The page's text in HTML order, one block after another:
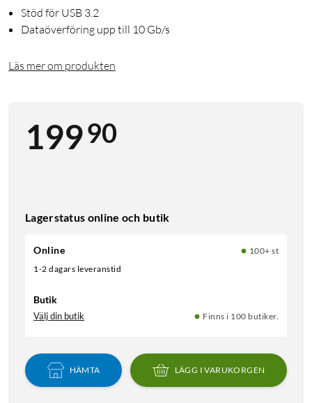
Stöd för USB 3.2
Dataöverföring upp till 10 Gb/s
Läs mer om produkten
19990
Lagerstatus online och butik
Online
100+ st
1-2 dagars leveranstid
Butik
Välj din butik Finns i 100 butiker.
HÄMTA LÄGG I VARUKORGEN